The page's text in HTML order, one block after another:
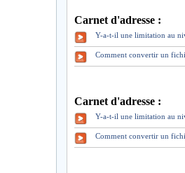
Carnet d'adresse :
Y-a-t-il une limitation au
Comment convertir un
Carnet d'adresse :
Y-a-t-il une limitation au
Comment convertir un